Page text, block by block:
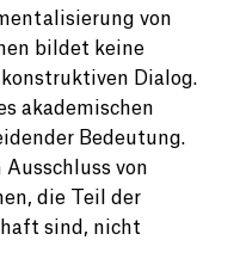
von
bildet keine
Dialog.
akademischen
Bedeutung.
Ausschluss von
die Teil der
sind, nicht